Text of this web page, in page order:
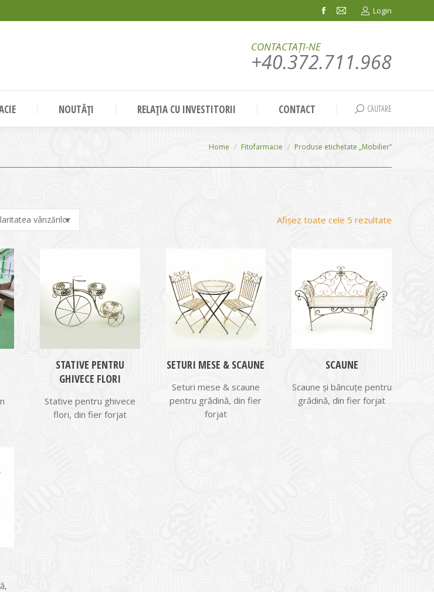
Facebook
in
window
Mail
in
window
Login
CONTACTAȚI-NE
+40.372.711.968
NOUTĂȚI RELAȚIA CU INVESTITORII CONTACT Search:
CĂUTARE
You are here:
Home Fitofarmacie Produse etichetate „Mobilier”
Afișez toate cele 5 rezultate
STATIVE PENTRU
GHIVECE FLORI
Stative pentru ghivece
flori, din fier forjat
SETURI MESE & SCAUNE
Seturi mese & scaune
pentru grădină, din fier
forjat
SCAUNE
Scaune și băncuțe pentru
grădină, din fier forjat